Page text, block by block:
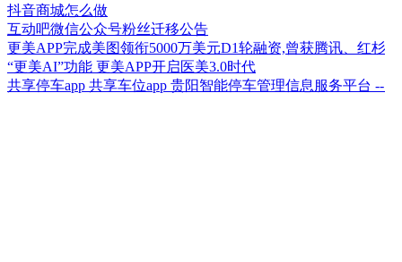
抖音商城怎么做
互动吧微信公众号粉丝迁移公告
更美APP完成美图领衔5000万美元D1轮融资,曾获腾讯、红杉
“更美AI”功能 更美APP开启医美3.0时代
共享停车app 共享车位app 贵阳智能停车管理信息服务平台 --